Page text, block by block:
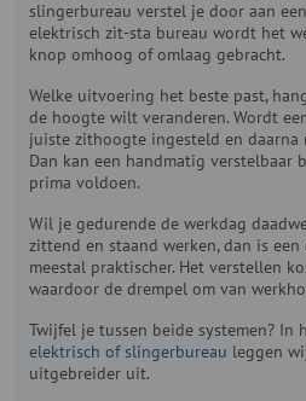
slingerbureau verstel je door aan
elektrisch zit-sta bureau wordt het
knop omhoog of omlaag gebracht.
Welke uitvoering het beste past,
de hoogte wilt veranderen. Wordt
juiste zithoogte ingesteld en daarna
Dan kan een handmatig verstelbaar
prima voldoen.
Wil je gedurende de werkdag
zittend en staand werken, dan is
meestal praktischer. Het verstellen
waardoor de drempel om van
Twijfel je tussen beide systemen? In
elektrisch of slingerbureau leggen
uitgebreider uit.